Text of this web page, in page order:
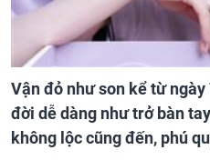
Vận đỏ như son kể từ
đời dễ dàng như trở bàn
không lộc cũng đến, phú